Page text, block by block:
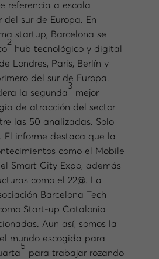
referencia a escala
sur de Europa. En
startup, Barcelona se
2
hub tecnológico y digital
Londres, París, Berlín y
del sur de Europa.
la segunda
3
mejor
de atracción del sector
las 50 analizadas. Solo
El informe destaca que la
como el Mobile
Smart City Expo, además
como el 22@. La
Barcelona Tech
Start-up Catalonia
Aun así, somos la
mundo escogida para
5
para trabajar rozando